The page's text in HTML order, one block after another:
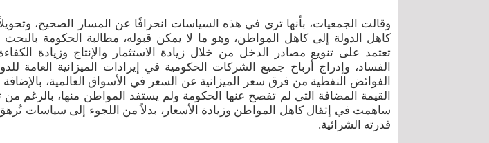
وقالت الجمعيات، بأنها ترى في هذه السياسات انحرافًا عن المسار الصحيح،
كاهل الدولة إلى كاهل المواطن، وهو ما لا يمكن قبوله، مطالبة الحكومة بالبحث
تعتمد على تنويع مصادر الدخل من خلال زيادة الاستثمار والإنتاج وزيادة الكفاءة
الفساد، وإدراج أرباح جميع الشركات الحكومية في إيرادات الميزانية العامة
الفوائض النفطية من فرق سعر الميزانية عن السعر في الأسواق العالمية،
القيمة المضافة التي لم تفصح عنها الحكومة ولم يستفد المواطن منها، بالرغم من
ساهمت في إثقال كاهل المواطن وزيادة الأسعار، بدلاً من اللجوء إلى سياسات
قدرته الشرائية.